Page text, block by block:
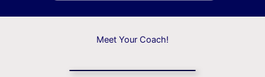
Meet Your Coach!